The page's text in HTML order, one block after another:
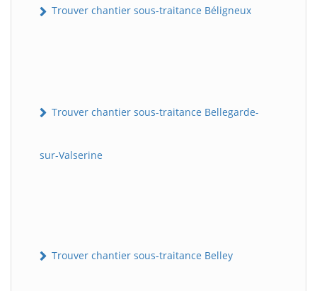
Trouver chantier sous-traitance Béligneux
Trouver chantier sous-traitance Bellegarde-
sur-Valserine
Trouver chantier sous-traitance Belley